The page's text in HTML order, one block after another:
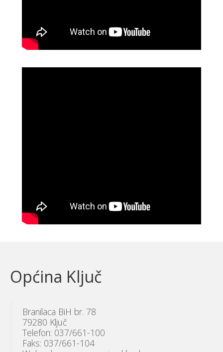
Općina Ključ
Branilaca BiH br. 78
79280 Ključ
Telefon: 037/661-100
Faks: 037/661-104